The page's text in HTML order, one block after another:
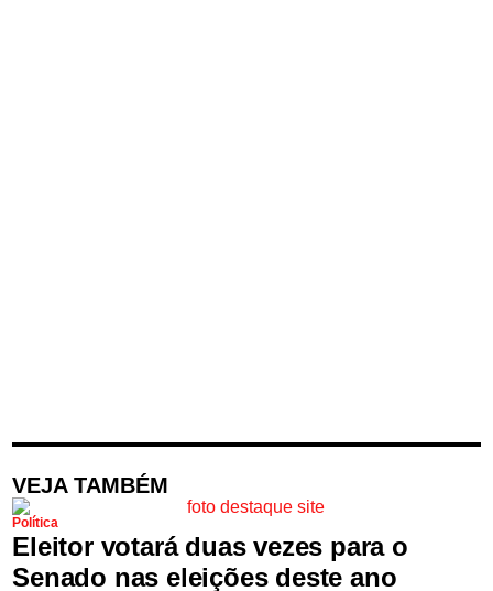
VEJA TAMBÉM
Política
Eleitor votará duas vezes para o
Senado nas eleições deste ano